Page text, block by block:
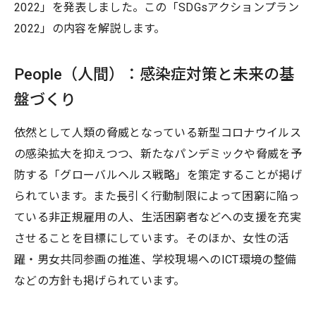
2022」を発表しました。この「SDGsアクションプラン
2022」の内容を解説します。
People（人間）：感染症対策と未来の基
盤づくり
依然として人類の脅威となっている新型コロナウイルス
の感染拡大を抑えつつ、新たなパンデミックや脅威を予
防する「グローバルヘルス戦略」を策定することが掲げ
られています。また長引く行動制限によって困窮に陥っ
ている非正規雇用の人、生活困窮者などへの支援を充実
させることを目標にしています。そのほか、女性の活
躍・男女共同参画の推進、学校現場へのICT環境の整備
などの方針も掲げられています。